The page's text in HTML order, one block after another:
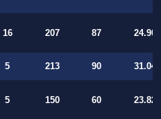
16 207 87 24.907
5 213 90 31.040
5 150 60 23.821